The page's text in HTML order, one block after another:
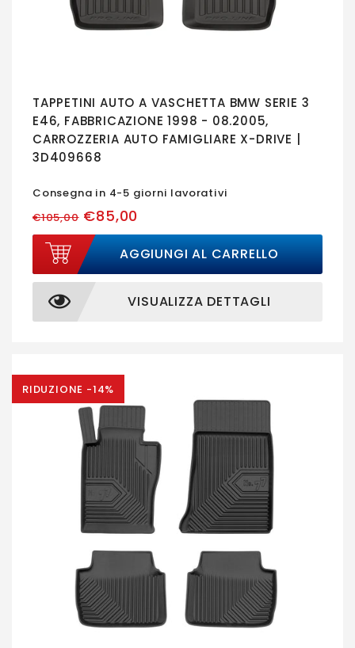
TAPPETINI AUTO A VASCHETTA BMW SERIE 3
E46, FABBRICAZIONE 1998 - 08.2005,
CARROZZERIA AUTO FAMIGLIARE X-DRIVE |
3D409668
Consegna in 4-5 giorni lavorativi
€105,00€85,00
AGGIUNGI AL CARRELLO
VISUALIZZA DETTAGLI
RIDUZIONE -14%